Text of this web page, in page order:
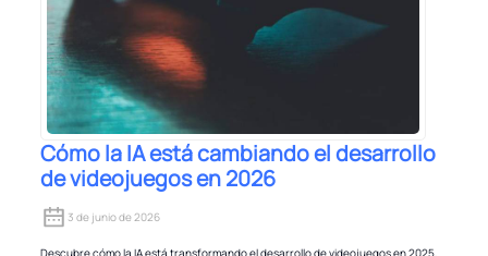
Cómo la IA está cambiando el desarrollo
de videojuegos en 2026
3 de junio de 2026
Descubre cómo la IA está transformando el desarrollo de videojuegos en 2025,